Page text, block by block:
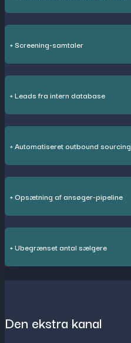
+ Screening-samtaler
+ Leads fra intern database
+ Automatiseret outbound sourcing
+ Opsætning af ansøger-pipeline
+ Ubegrænset antal sælgere
Den ekstra kanal